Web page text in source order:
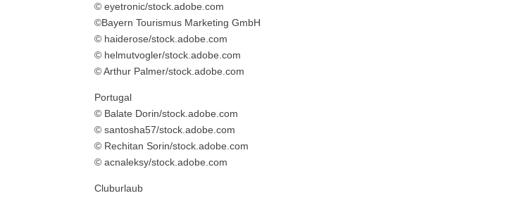
© eyetronic/stock.adobe.com
©Bayern Tourismus Marketing GmbH
© haiderose/stock.adobe.com
© helmutvogler/stock.adobe.com
© Arthur Palmer/stock.adobe.com
Portugal
© Balate Dorin/stock.adobe.com
© santosha57/stock.adobe.com
© Rechitan Sorin/stock.adobe.com
© acnaleksy/stock.adobe.com
Cluburlaub